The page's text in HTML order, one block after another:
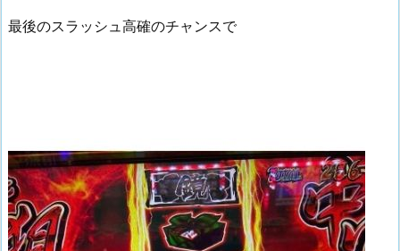
最後のスラッシュ高確のチャンスで